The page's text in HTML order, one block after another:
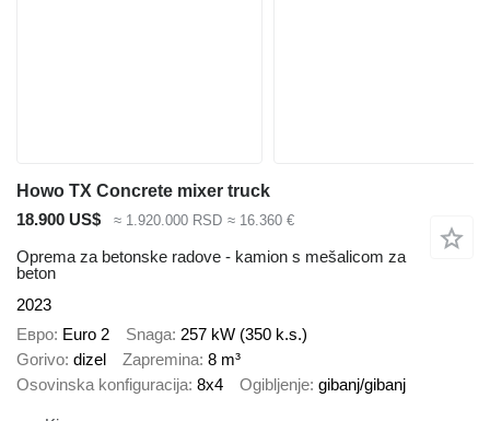
Howo TX Concrete mixer truck
18.900 US$
≈ 1.920.000 RSD ≈ 16.360 €
Oprema za betonske radove - kamion s mešalicom za
beton
2023
Евро Euro 2 Snaga 257 kW (350 k.s.)
Gorivo dizel Zapremina 8 m³
Osovinska konfiguracija 8x4 Ogibljenje gibanj/gibanj